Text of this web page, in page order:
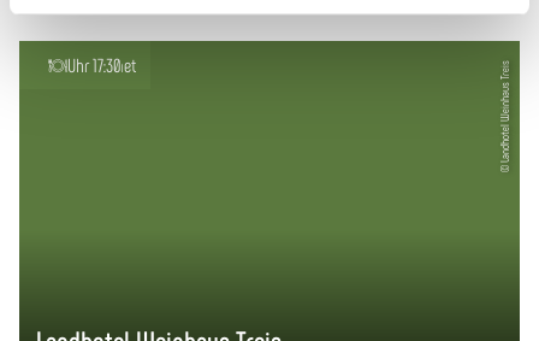
© Landhotel Weinhaus Treis
öffnet um 17:30 Uhr